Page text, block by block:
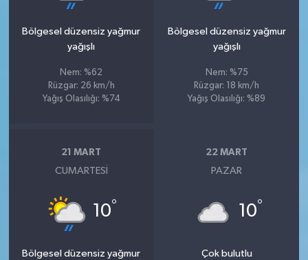
Bölgesel düzensiz yağmur
yağışlı
Nem: %62
Rüzgar: 26 km/h
Yağış Olasılığı: %74
Bölgesel düzensiz yağmur
yağışlı
Nem: %75
Rüzgar: 18 km/h
Yağış Olasılığı: %89
21 MART
CUMARTESI
10°
Bölgesel düzensiz yağmur
22 MART
PAZAR
10°
Çok bulutlu